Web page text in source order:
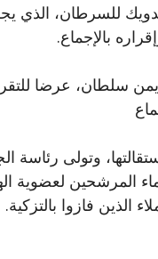
للسرطان، الذي
بالإجماع.
سلطان، عرضا
وتولى
لصالح الزملاء الذين